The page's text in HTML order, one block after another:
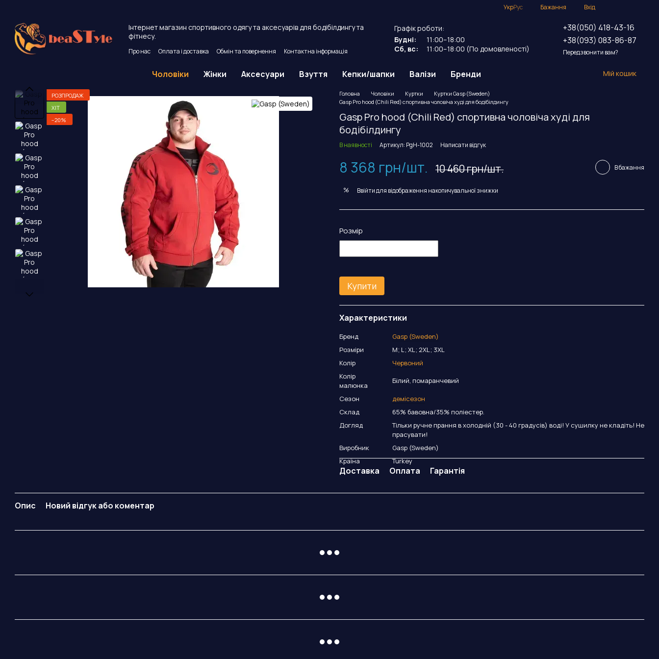
УкрРус Бажання Вхід
Інтернет магазин спортивного одягу та аксесуарів для бодібілдингу та
фітнесу.
Про нас Оплата і доставка Обмін та повернення
Контактна інформація
Графік роботи:
Будні:
11:00–18:00
Сб, вс:
11:00–18:00 (По домовленості)
+38(050) 418-43-16
+38(093) 083-86-87
Передзвонити вам?
Чоловіки Жінки Аксесуари Взуття Кепки/шапки Валізи Бренди Мій кошик
РОЗПРОДАЖ
ХІТ
−20%
Головна Чоловіки Куртки
Куртки Gasp (Sweden)
Gasp Pro hood (Chili Red) спортивна чоловіча худі для бодібілдингу
Gasp Pro hood (Chili Red) спортивна чоловіча худі для
бодібілдингу
В наявності Артикул: PgH-1002 Написати відгук
8 368 грн/шт. 10 460 грн/шт. В бажання
% Ввійтидля відображення накопичувальної знижки
Розмір
Купити
Характеристики
Бренд
Gasp (Sweden)
Розміри
M; L; XL; 2XL; 3XL
Колір
Червоний
Колір
малюнка
Білий, помаранчевий
Сезон
демісезон
Склад
65% бавовна/35% поліестер.
Догляд
Тільки ручне прання в холодній (30 - 40 градусів) воді! У сушилку не кладіть! Не
прасувати!
Виробник
Gasp (Sweden)
Країна
Turkey
Доставка Оплата Гарантія
Опис Новий відгук або коментар